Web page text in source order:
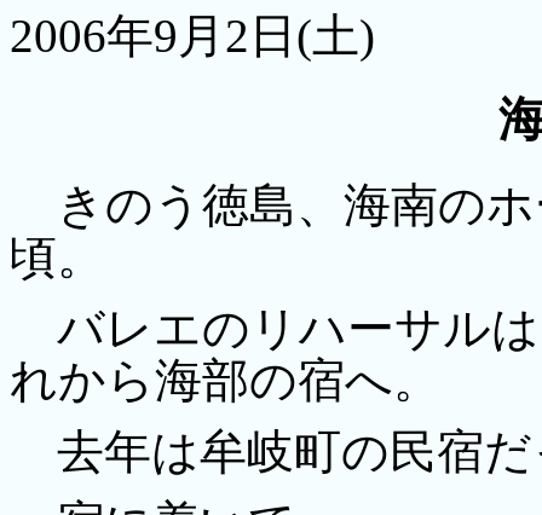
2006年9月2日(土)
きのう徳島、海南の
頃。
バレエのリハーサル
れから海部の宿へ。
去年は牟岐町の民宿